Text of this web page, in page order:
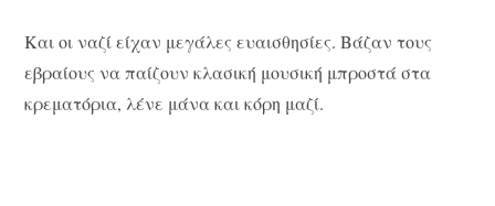
Και οι ναζί είχαν μεγάλες ευαισθησίες. Βάζαν τους
εβραίους να παίζουν κλασική μουσική μπροστά στα
κρεματόρια, λένε μάνα και κόρη μαζί.